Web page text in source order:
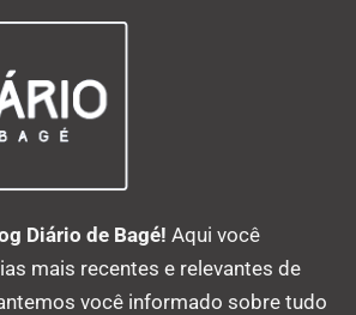
Diário de Bagé! Aqui você
mais recentes e relevantes de
você informado sobre tudo